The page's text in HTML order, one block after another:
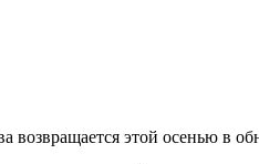
этой осенью в